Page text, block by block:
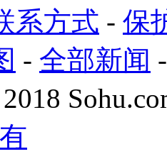
系方式 - 保
- 全部新闻
2018